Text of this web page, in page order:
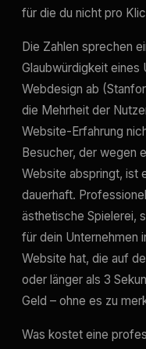
für die du nicht pro
Die Zahlen sprechen
Glaubwürdigkeit eines
Webdesign ab
die Mehrheit der
Website-Erfahrung
Besucher, der wegen
Website abspringt, ist
dauerhaft.
ästhetische Spielerei,
für dein Unternehmen
Website hat, die auf
oder länger als 3
Geld – ohne es zu
Was kostet eine